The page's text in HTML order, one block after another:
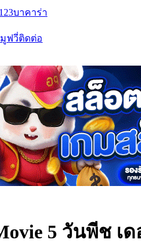
บาคาร่า
ฟวี่ติดต่อ
5 วันพีช